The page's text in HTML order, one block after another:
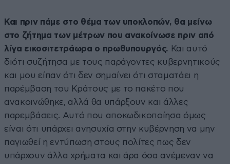
Και πριν πάμε στο θέμα των υποκλοπών, θα μείνω
στο ζήτημα των μέτρων που ανακοίνωσε πριν από
λίγα εικοσιτετράωρα ο πρωθυπουργός. Και αυτό
διότι συζήτησα με τους παράγοντες κυβερνητικούς
και μου είπαν ότι δεν σημαίνει ότι σταματάει η
παρέμβαση του Κράτους με το πακέτο που
ανακοινώθηκε, αλλά θα υπάρξουν και άλλες
παρεμβάσεις. Αυτό που αποκωδικοποίησα όμως
είναι ότι υπάρχει ανησυχία στην κυβέρνηση να μην
παγιωθεί η εντύπωση στους πολίτες πως δεν
υπάρχουν άλλα χρήματα και άρα όσα ανέμεναν να